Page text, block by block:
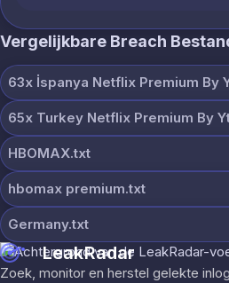
Vergelijkbare Breach
63x İspanya Netflix Premium By
65x Turkey Netflix Premium By
HBOMAX.txt
hbomax premium.txt
Germany.txt
LeakRadar
Zoek, monitor en herstel gelekte